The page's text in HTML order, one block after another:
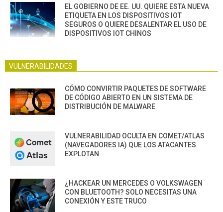
EL GOBIERNO DE EE. UU. QUIERE ESTA NUEVA
ETIQUETA EN LOS DISPOSITIVOS IOT
SEGUROS O QUIERE DESALENTAR EL USO DE
DISPOSITIVOS IOT CHINOS
VULNERABILIDADES
CÓMO CONVIRTIR PAQUETES DE SOFTWARE
DE CÓDIGO ABIERTO EN UN SISTEMA DE
DISTRIBUCIÓN DE MALWARE
VULNERABILIDAD OCULTA EN COMET/ATLAS
(NAVEGADORES IA) QUE LOS ATACANTES
EXPLOTAN
¿HACKEAR UN MERCEDES O VOLKSWAGEN
CON BLUETOOTH? SOLO NECESITAS UNA
CONEXIÓN Y ESTE TRUCO